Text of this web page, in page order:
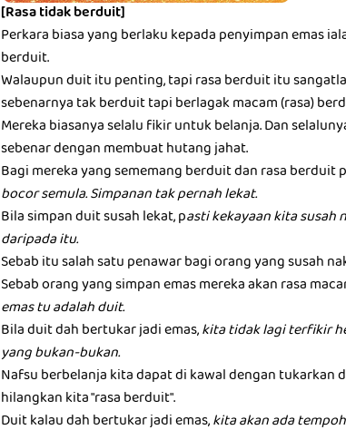
[Rasa tidak berduit]
Perkara biasa yang berlaku kepada penyimpan emas
berduit.
Walaupun duit itu penting, tapi rasa berduit itu
sebenarnya tak berduit tapi berlagak macam (rasa)
Mereka biasanya selalu fikir untuk belanja. Dan
sebenar dengan membuat hutang jahat.
Bagi mereka yang sememang berduit dan rasa berduit
bocor semula. Simpanan tak pernah lekat.
Bila simpan duit susah lekat, pasti kekayaan kita
daripada itu.
Sebab itu salah satu penawar bagi orang yang susah
Sebab orang yang simpan emas mereka akan rasa
emas tu adalah duit.
Bila duit dah bertukar jadi emas,kita tidak lagi terfikir
yang bukan-bukan.
Nafsu berbelanja kita dapat di kawal dengan tukarkan
hilangkan kita "rasa berduit".
Duit kalau dah bertukar jadi emas,kita akan ada